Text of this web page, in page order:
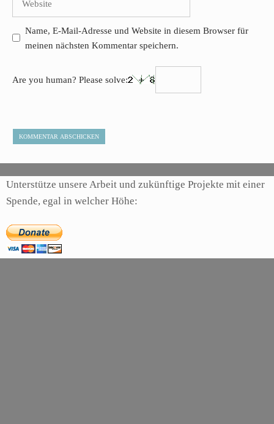
Name, E-Mail-Adresse und Website in diesem Browser für
meinen nächsten Kommentar speichern.
Are you human? Please solve:
Unterstütze unsere Arbeit und zukünftige Projekte mit einer
Spende, egal in welcher Höhe: